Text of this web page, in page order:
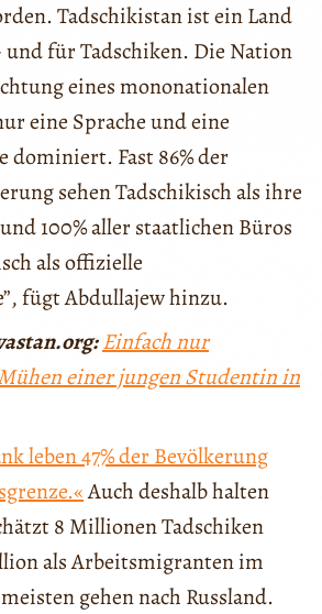
Tadschikistan ist ein Land
und für Tadschiken. Die Nation
eines mononationalen
eine Sprache und eine
dominiert. Fast 86% der
sehen Tadschikisch als ihre
100% aller staatlichen Büros
als offizielle
fügt Abdullajew hinzu.
Einfach nur
einer jungen Studentin in
leben 47% der Bevölkerung
Auch deshalb halten
8 Millionen Tadschiken
als Arbeitsmigranten im
gehen nach Russland.